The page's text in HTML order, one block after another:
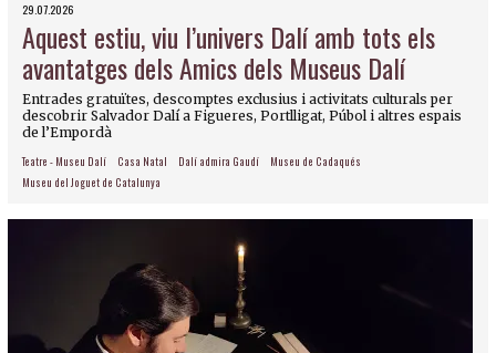
29.07.2026
Aquest estiu, viu l’univers Dalí amb tots els
avantatges dels Amics dels Museus Dalí
Entrades gratuïtes, descomptes exclusius i activitats culturals per
descobrir Salvador Dalí a Figueres, Portlligat, Púbol i altres espais
de l’Empordà
Teatre - Museu Dalí Casa Natal Dalí admira Gaudí
Museu de Cadaqués
Museu del Joguet de Catalunya